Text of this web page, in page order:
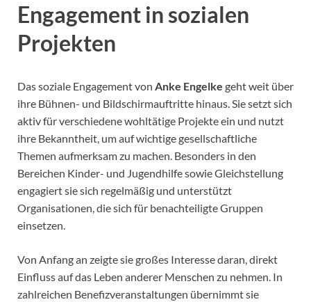
Engagement in sozialen
Projekten
Das soziale Engagement von Anke Engelke geht weit über
ihre Bühnen- und Bildschirmauftritte hinaus. Sie setzt sich
aktiv für verschiedene wohltätige Projekte ein und nutzt
ihre Bekanntheit, um auf wichtige gesellschaftliche
Themen aufmerksam zu machen. Besonders in den
Bereichen Kinder- und Jugendhilfe sowie Gleichstellung
engagiert sie sich regelmäßig und unterstützt
Organisationen, die sich für benachteiligte Gruppen
einsetzen.
Von Anfang an zeigte sie großes Interesse daran, direkt
Einfluss auf das Leben anderer Menschen zu nehmen. In
zahlreichen Benefizveranstaltungen übernimmt sie